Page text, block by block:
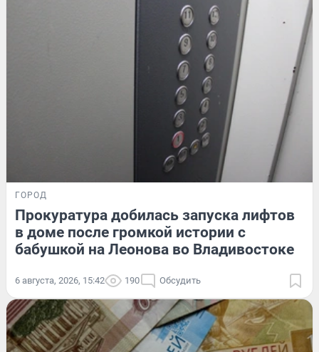
ГОРОД
Прокуратура добилась запуска лифтов
в доме после громкой истории с
бабушкой на Леонова во Владивостоке
6 августа, 2026, 15:42 190 Обсудить